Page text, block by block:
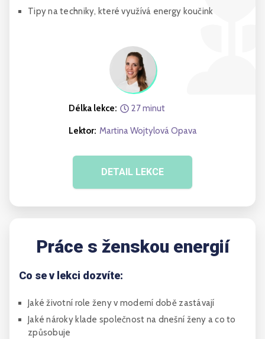
Tipy na techniky, které využívá energy koučink
Délka lekce: 27minut
Lektor: Martina Wojtylová Opava
DETAIL LEKCE
Práce s ženskou energií
Co se v lekci dozvíte:
Jaké životní role ženy v moderní době zastávají
Jaké nároky klade společnost na dnešní ženy a co to
způsobuje